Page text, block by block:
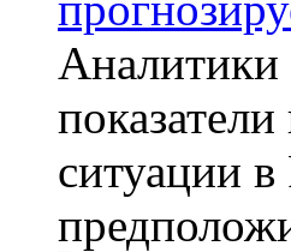
Аналитики
ситуации